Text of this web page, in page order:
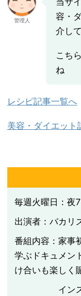
管理人
容・
介し
こち
ね
レシピ記事一覧へ
美容・ダイエット
毎週火曜日：
出演者：バカリ
番組内容：家事
学ぶドキュメン
け合いも楽しく
インスタフ